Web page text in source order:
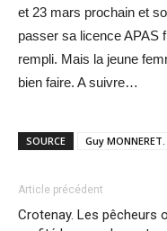
et 23 mars prochain et
passer sa licence APAS
rempli. Mais la jeune
bien faire. A suivre…
SOURCE Guy MONNERET.
Article précédent
Crotenay. Les pêcheurs